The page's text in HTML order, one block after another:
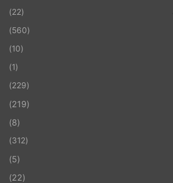
(22)
(560)
(10)
(1)
(229)
(219)
(8)
(312)
(5)
(22)